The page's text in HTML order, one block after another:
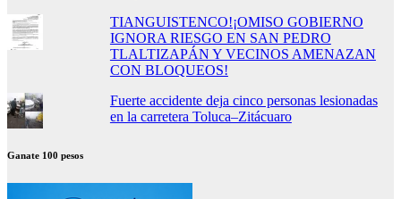
TIANGUISTENCO!¡OMISO GOBIERNO
IGNORA RIESGO EN SAN PEDRO
TLALTIZAPÁN Y VECINOS AMENAZAN
CON BLOQUEOS!
Fuerte accidente deja cinco personas lesionadas
en la carretera Toluca–Zitácuaro
Ganate 100 pesos